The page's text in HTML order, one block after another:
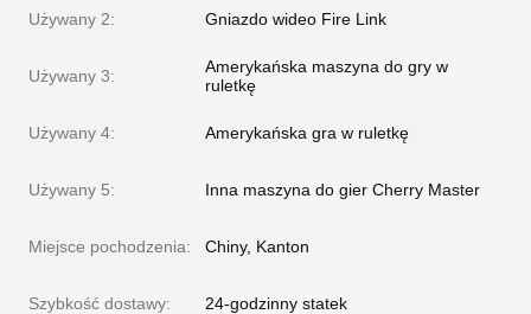
Używany 2: Gniazdo wideo Fire Link
Używany 3:
Amerykańska maszyna do gry w
ruletkę
Używany 4: Amerykańska gra w ruletkę
Używany 5: Inna maszyna do gier Cherry Master
Miejsce pochodzenia: Chiny, Kanton
Szybkość dostawy: 24-godzinny statek